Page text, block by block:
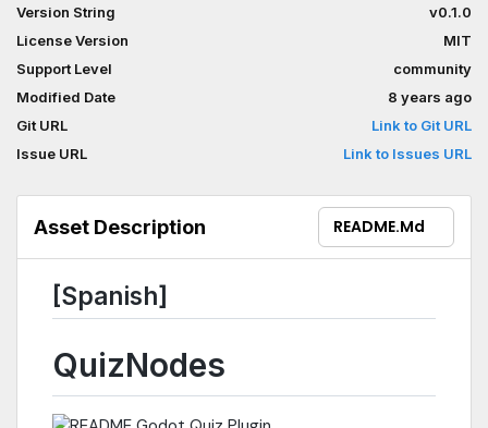
Version String
v0.1.0
License Version
MIT
Support Level
community
Modified Date
8 years ago
Git URL
Link to Git URL
Issue URL
Link to Issues URL
Asset Description README.md
[Spanish]
QuizNodes